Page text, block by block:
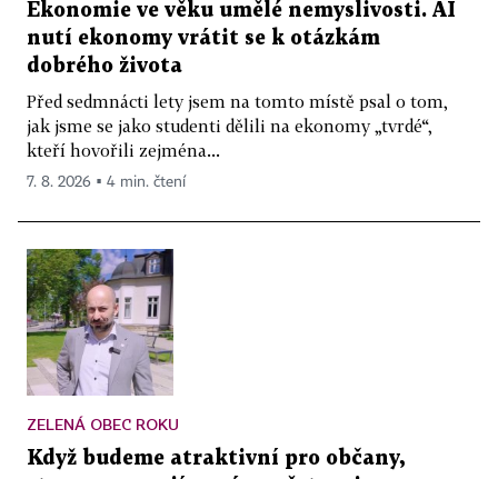
Ekonomie ve věku umělé nemyslivosti. AI
nutí ekonomy vrátit se k otázkám
dobrého života
Před sedmnácti lety jsem na tomto místě psal o tom,
jak jsme se jako studenti dělili na ekonomy „tvrdé“,
kteří hovořili zejména...
7. 8. 2026 ▪ 4 min. čtení
ZELENÁ OBEC ROKU
Když budeme atraktivní pro občany,